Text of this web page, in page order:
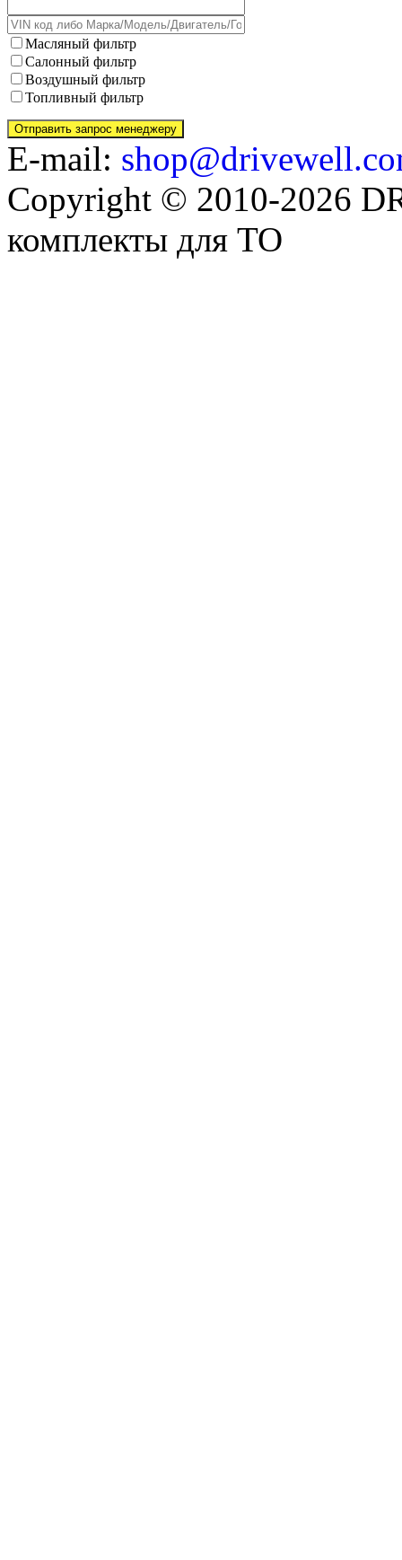
Масляный фильтр
Салонный фильтр
Воздушный фильтр
Топливный фильтр
E-mail:
Copyright © 2010-2026
комплекты для ТО